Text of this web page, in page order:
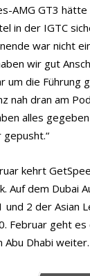
AMG GT3
in der IGTC
war nicht
wir gut
um die Führung
nah dran am
alles
gepusht.“
kehrt
Auf dem Dubai
und 2 der Asian
Februar geht es
Abu Dhabi weiter.